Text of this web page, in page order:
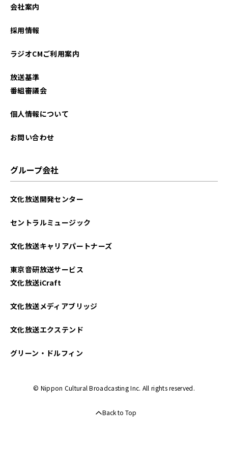
2025年09月
2025年06月
2025年01月
2024年12月
2024年11月
会社案内
採用情報
ラジオCMご利用案内
放送基準
番組審議会
個人情報について
お問い合わせ
グループ会社
文化放送開発センター
セントラルミュージック
文化放送キャリアパートナーズ
東京音研放送サービス
文化放送iCraft
文化放送メディアブリッジ
文化放送エクステンド
グリーン・ドルフィン
© Nippon Cultural Broadcasting Inc. All rights reserved.
Back to Top